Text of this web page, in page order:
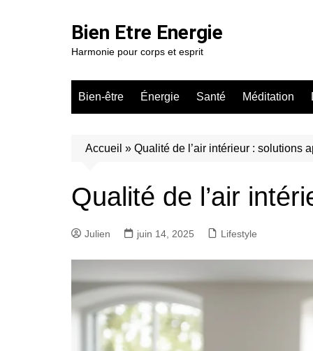
Bien Etre Energie
Harmonie pour corps et esprit
Bien-être Énergie Santé Méditation
Accueil » Qualité de l’air intérieur : solutions
Qualité de l’air
Julien juin 14, 2025 Lifestyle